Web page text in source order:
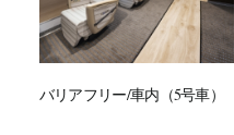
バリアフリー/車内（5号車）